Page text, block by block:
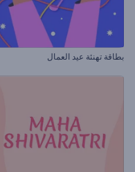
بطاقة تهنئة عيد العمال